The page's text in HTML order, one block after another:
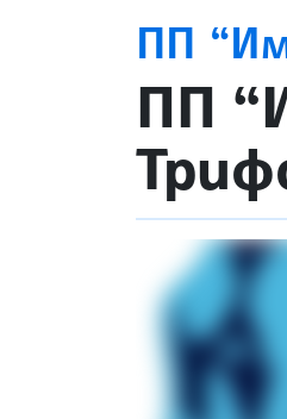
ПП
ПП